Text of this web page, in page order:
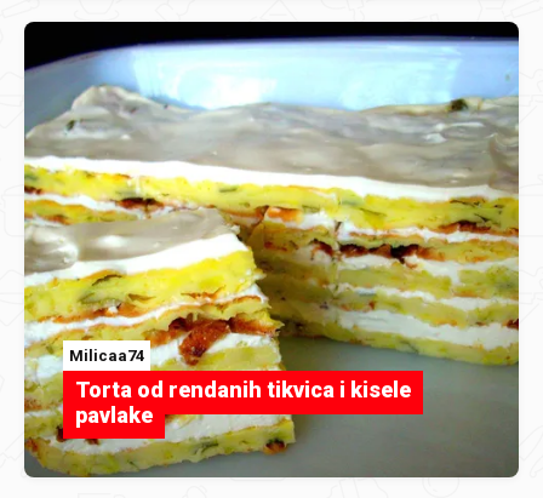
Milicaa74
Torta od rendanih tikvica i kisele
pavlake